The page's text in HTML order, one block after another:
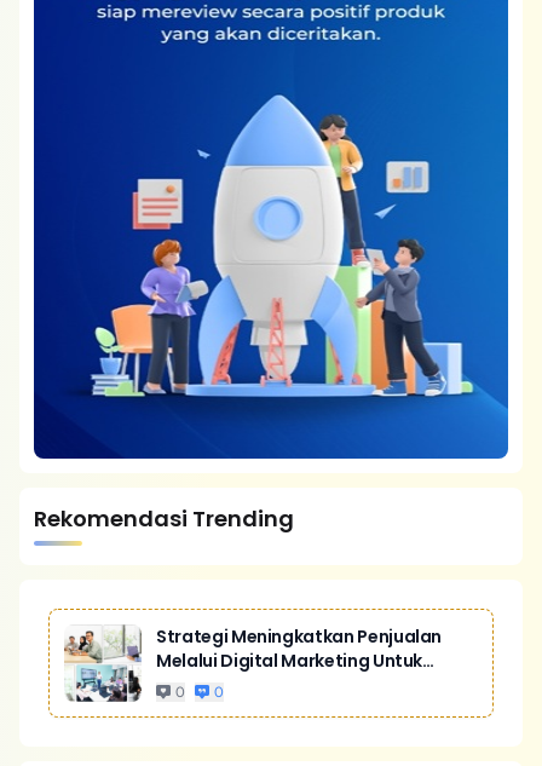
Rekomendasi Trending
Strategi Meningkatkan Penjualan
Melalui Digital Marketing Untuk
Bisnis Yang Lebih Kompetitif
0 0